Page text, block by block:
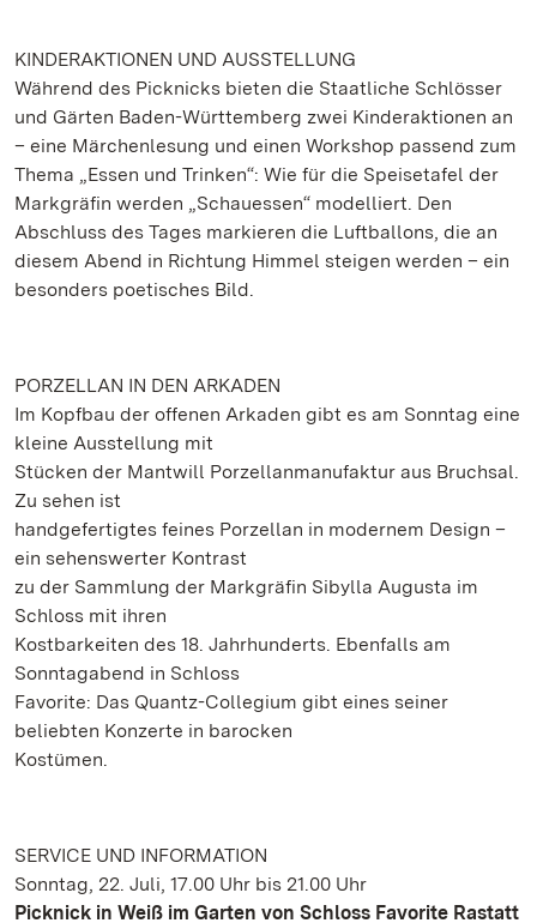
KINDERAKTIONEN UND AUSSTELLUNG
Während des Picknicks bieten die Staatliche Schlösser
und Gärten Baden-Württemberg zwei Kinderaktionen an
– eine Märchenlesung und einen Workshop passend zum
Thema „Essen und Trinken“: Wie für die Speisetafel der
Markgräfin werden „Schauessen“ modelliert. Den
Abschluss des Tages markieren die Luftballons, die an
diesem Abend in Richtung Himmel steigen werden – ein
besonders poetisches Bild.
PORZELLAN IN DEN ARKADEN
Im Kopfbau der offenen Arkaden gibt es am Sonntag eine
kleine Ausstellung mit
Stücken der Mantwill Porzellanmanufaktur aus Bruchsal.
Zu sehen ist
handgefertigtes feines Porzellan in modernem Design –
ein sehenswerter Kontrast
zu der Sammlung der Markgräfin Sibylla Augusta im
Schloss mit ihren
Kostbarkeiten des 18. Jahrhunderts. Ebenfalls am
Sonntagabend in Schloss
Favorite: Das Quantz-Collegium gibt eines seiner
beliebten Konzerte in barocken
Kostümen.
SERVICE UND INFORMATION
Sonntag, 22. Juli, 17.00 Uhr bis 21.00 Uhr
Picknick in Weiß im Garten von Schloss Favorite Rastatt